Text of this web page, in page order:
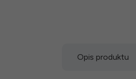
Opis produktu